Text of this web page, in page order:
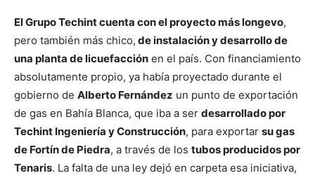
El Grupo Techint cuenta con el proyecto más longevo,
pero también más chico, de instalación y desarrollo de
una planta de licuefacción en el país. Con financiamiento
absolutamente propio, ya había proyectado durante el
gobierno de Alberto Fernández un punto de exportación
de gas en Bahía Blanca, que iba a ser desarrollado por
Techint Ingeniería y Construcción, para exportar su gas
de Fortín de Piedra, a través de los tubos producidos por
Tenaris. La falta de una ley dejó en carpeta esa iniciativa,